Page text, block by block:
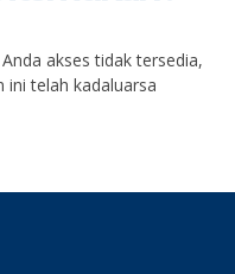
akses tidak tersedia,
telah kadaluarsa